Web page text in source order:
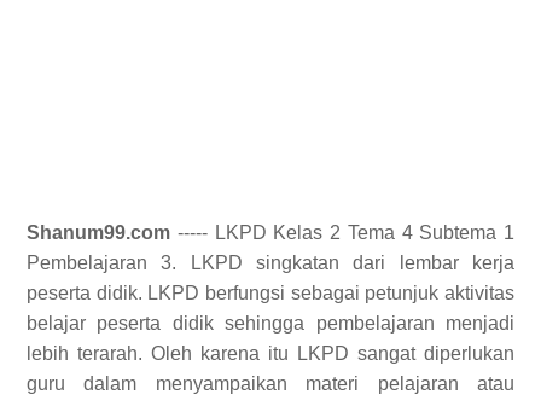
Shanum99.com ----- LKPD Kelas 2 Tema 4 Subtema 1
Pembelajaran 3. LKPD singkatan dari lembar kerja
peserta didik. LKPD berfungsi sebagai petunjuk aktivitas
belajar peserta didik sehingga pembelajaran menjadi
lebih terarah. Oleh karena itu LKPD sangat diperlukan
guru dalam menyampaikan materi pelajaran atau